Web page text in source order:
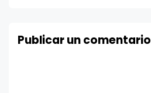
Publicar un comentario